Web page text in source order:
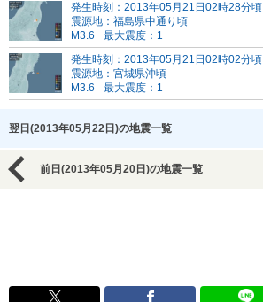
発生時刻：2013年05月21日02時28分頃
震源地：福島県中通り頃
M3.6
最大震度：1
発生時刻：2013年05月21日02時02分頃
震源地：宮城県沖頃
M3.6
最大震度：1
翌日(2013年05月22日)の地震一覧
前日(2013年05月20日)の地震一覧